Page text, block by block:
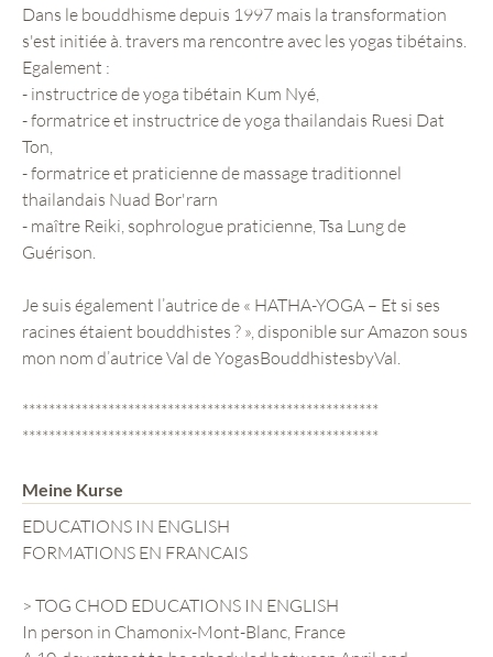
Dans le bouddhisme depuis 1997 mais la transformation
s'est initiée à. travers ma rencontre avec les yogas tibétains.
Egalement :
- instructrice de yoga tibétain Kum Nyé,
- formatrice et instructrice de yoga thailandais Ruesi Dat
Ton,
- formatrice et praticienne de massage traditionnel
thailandais Nuad Bor'rarn
- maître Reiki, sophrologue praticienne, Tsa Lung de
Guérison.
Je suis également l’autrice de « HATHA-YOGA – Et si ses
racines étaient bouddhistes ? », disponible sur Amazon sous
mon nom d’autrice Val de YogasBouddhistesbyVal.
******************************************************
******************************************************
Meine Kurse
EDUCATIONS IN ENGLISH
FORMATIONS EN FRANCAIS
> TOG CHOD EDUCATIONS IN ENGLISH
In person in Chamonix-Mont-Blanc, France